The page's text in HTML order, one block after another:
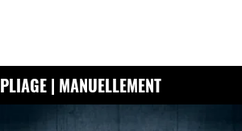
PLIAGE | MANUELLEMENT